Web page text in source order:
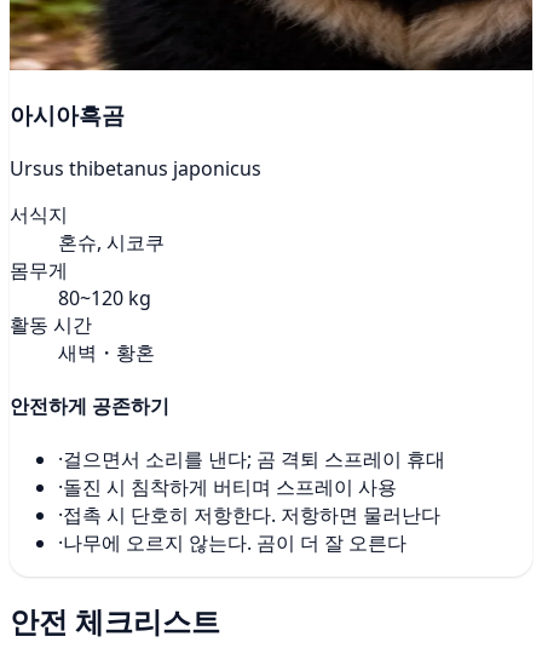
아시아흑곰
Ursus thibetanus japonicus
서식지
혼슈, 시코쿠
몸무게
80~120 kg
활동 시간
새벽・황혼
안전하게 공존하기
·걸으면서 소리를 낸다; 곰 격퇴 스프레이 휴대
·돌진 시 침착하게 버티며 스프레이 사용
·접촉 시 단호히 저항한다. 저항하면 물러난다
·나무에 오르지 않는다. 곰이 더 잘 오른다
안전 체크리스트